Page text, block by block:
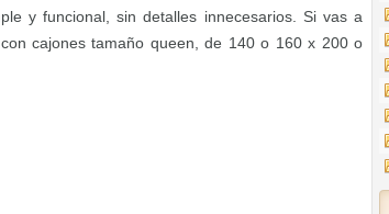
y funcional, sin detalles innecesarios. Si vas a
cajones tamaño queen, de 140 o 160 x 200 o